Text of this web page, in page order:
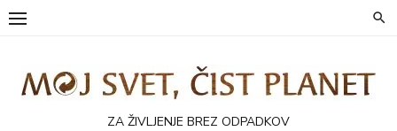
Skip
ZA ŽIVLJENJE BREZ ODPADKOV